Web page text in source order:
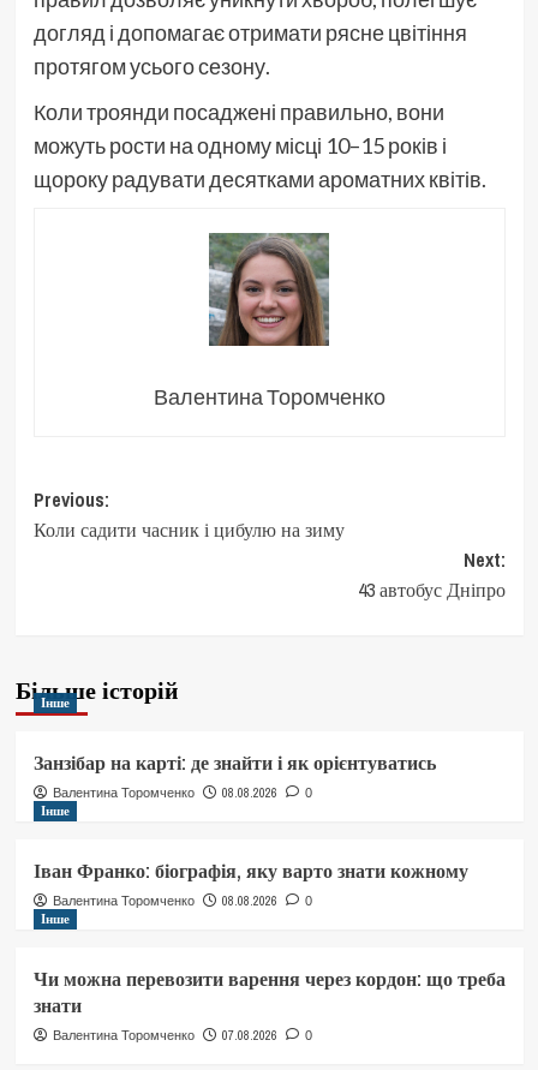
догляд і допомагає отримати рясне цвітіння
протягом усього сезону.
Коли троянди посаджені правильно, вони
можуть рости на одному місці 10–15 років і
щороку радувати десятками ароматних квітів.
Валентина Торомченко
Post
navigation
Previous:
Коли садити часник і цибулю на зиму
Next:
43 автобус Дніпро
Більше історій
Інше
Занзібар на карті: де знайти і як орієнтуватись
Валентина Торомченко 08.08.2026 0
Інше
Іван Франко: біографія, яку варто знати кожному
Валентина Торомченко 08.08.2026 0
Інше
Чи можна перевозити варення через кордон: що треба
знати
Валентина Торомченко 07.08.2026 0